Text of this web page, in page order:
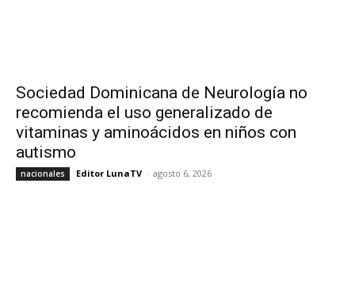
Sociedad Dominicana de Neurología no
recomienda el uso generalizado de
vitaminas y aminoácidos en niños con
autismo
nacionales Editor LunaTV - agosto 6, 2026